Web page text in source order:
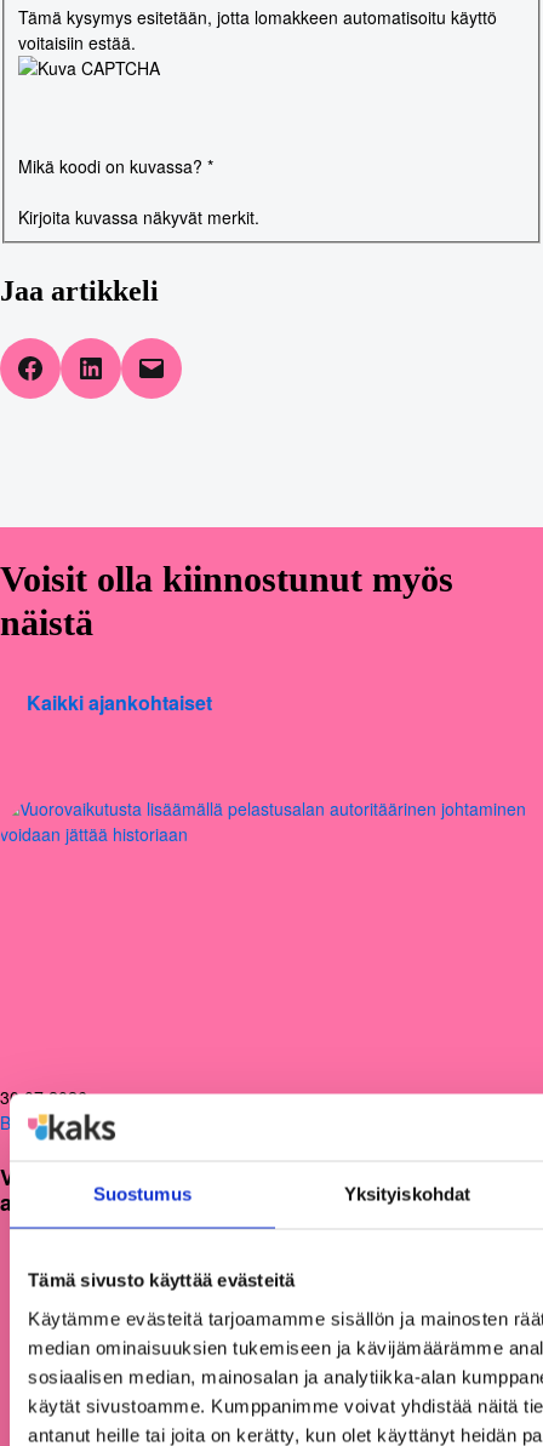
Suostumus Yksityiskohdat
Tämä sivusto käyttää evästeitä
Käytämme evästeitä tarjoamamme sisällön ja mainosten
median ominaisuuksien tukemiseen ja kävijämäärämme
sosiaalisen median, mainosalan ja analytiikka-alan
käytät sivustoamme. Kumppanimme voivat yhdistää näitä
antanut heille tai joita on kerätty, kun olet käyttänyt heidän
Tämä kysymys esitetään, jotta lomakkeen automatisoitu käyttö
voitaisiin estää.
Mikä koodi on kuvassa? *
Kirjoita kuvassa näkyvät merkit.
Jaa artikkeli
Share on Facebook
Share on LinkedIn
Email this Page
Voisit olla kiinnostunut myös
näistä
Kaikki ajankohtaiset
30.07.2026
Blogit
Vuorovaikutusta lisäämällä pelastusalan
autoritäärinen johtaminen voidaan jättää historiaan